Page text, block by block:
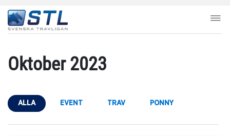
Oktober 2023
ALLA EVENT TRAV PONNY